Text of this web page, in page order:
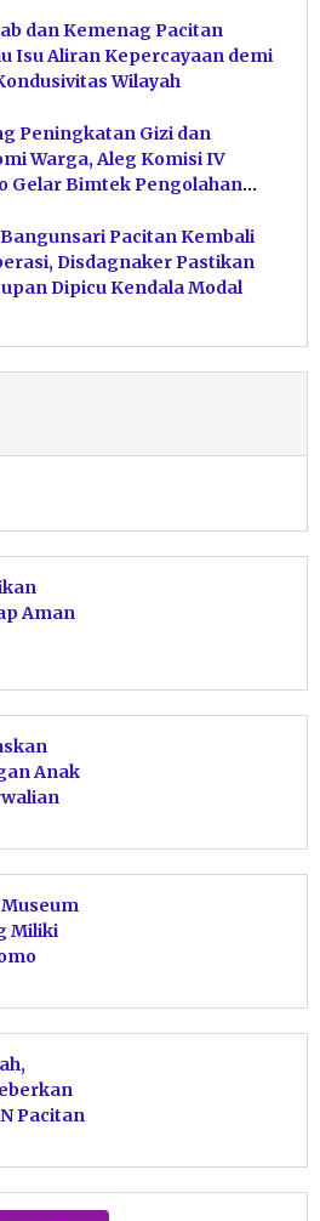
dan Kemenag Pacitan
Isu Aliran Kepercayaan demi
Wilayah
Peningkatan Gizi dan
Warga, Aleg Komisi IV
Gelar Bimtek Pengolahan
Bangunsari Pacitan Kembali
Disdagnaker Pastikan
Dipicu Kendala Modal
Aman
Anak
Museum
Miliki
Pacitan